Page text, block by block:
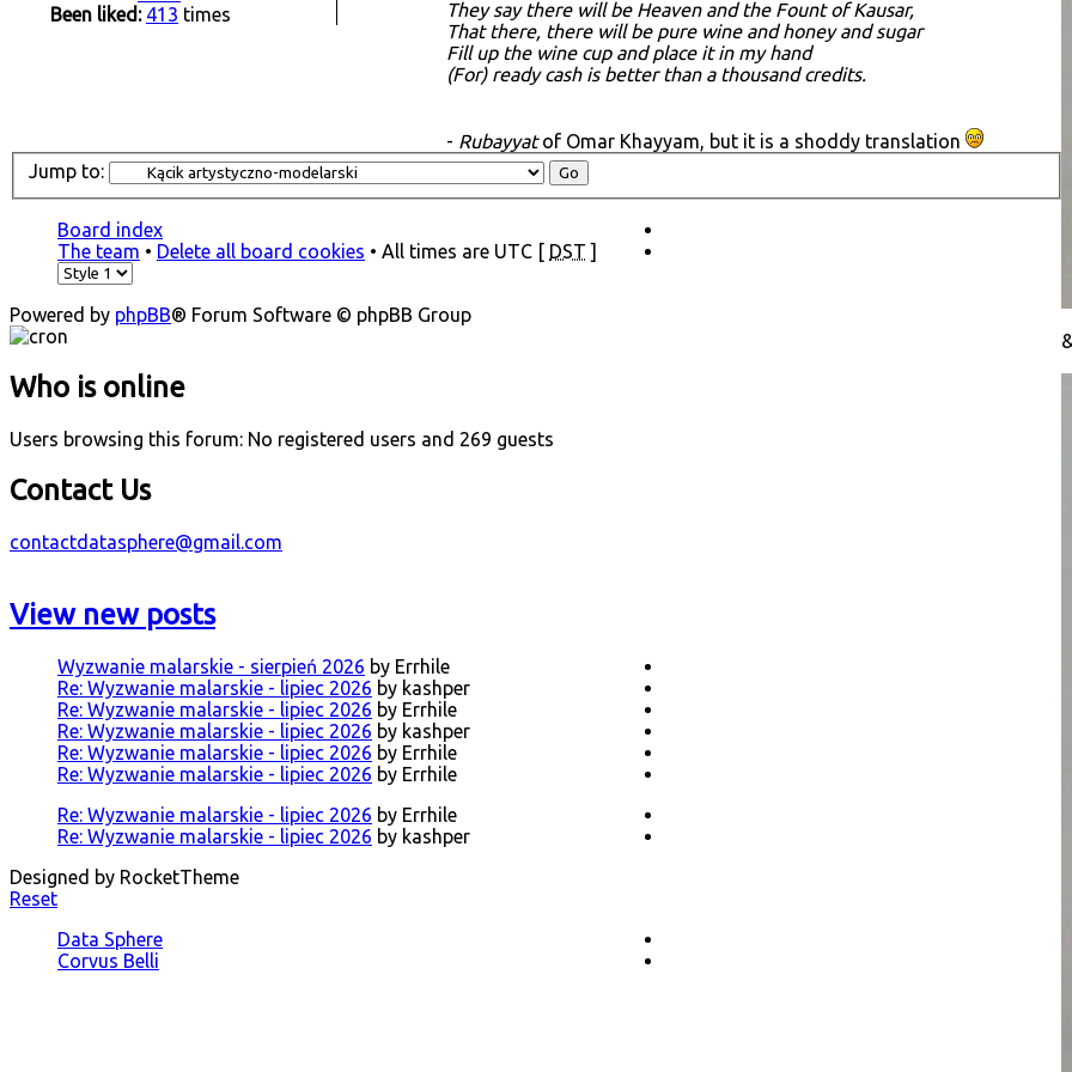
They say there will be Heaven and the Fount of Kausar,
That there, there will be pure wine and honey and sugar
Fill up the wine cup and place it in my hand
(For) ready cash is better than a thousand credits.
- Rubayyatof Omar Khayyam, but it is a shoddy translation
Been liked: 413 times
Jump to:
Board index
The team • Delete all board cookies • All times are UTC [ DST ]
Powered by phpBB® Forum Software © phpBB Group
Who is online
Users browsing this forum: No registered users and 269 guests
Contact Us
contactdatasphere@gmail.com
View new posts
Wyzwanie malarskie - sierpień 2026 by Errhile
Re: Wyzwanie malarskie - lipiec 2026 by kashper
Re: Wyzwanie malarskie - lipiec 2026 by Errhile
Re: Wyzwanie malarskie - lipiec 2026 by kashper
Re: Wyzwanie malarskie - lipiec 2026 by Errhile
Re: Wyzwanie malarskie - lipiec 2026 by Errhile
Re: Wyzwanie malarskie - lipiec 2026 by Errhile
Re: Wyzwanie malarskie - lipiec 2026 by kashper
Designed by RocketTheme
Reset
Data Sphere
Corvus Belli